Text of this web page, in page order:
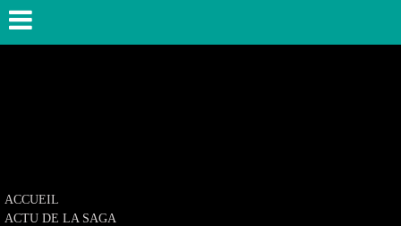
ACCUEIL
ACTU DE LA SAGA